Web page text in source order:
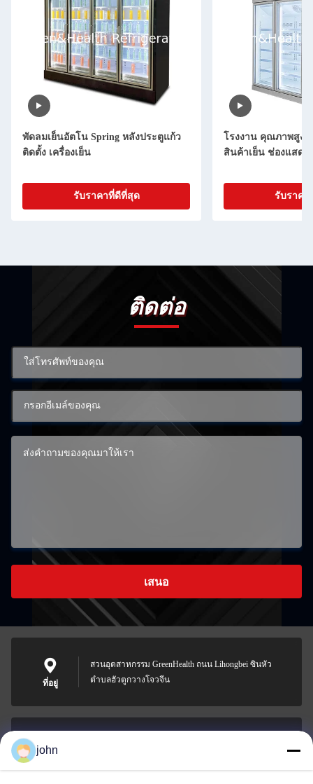
พัดลมเย็นอัตโน Spring หลังประตูแก้ว
ติดตั้ง เครื่องเย็น
รับราคาที่ดีที่สุด
โรงงาน คุณภาพสูง
สินค้าเย็น ช่องแสดง
รับราคา
ติดต่อ
เสนอ
ที่อยู่
สวนอุตสาหกรรม GreenHealth ถนน Lihongbei ซินหัว
ตำบลฮัวตูกวางโจวจีน
john